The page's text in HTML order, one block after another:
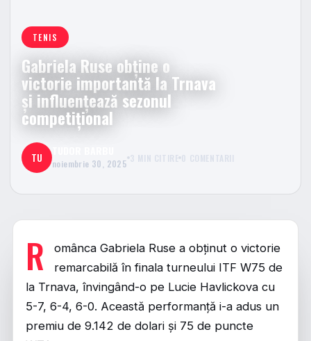
TENIS
Gabriela Ruse obține o
victorie importantă la Trnava
și influențează sezonul
competițional
TU noiembrie 30, 2025 3 MIN CITIRE 0 COMENTARII
R
omânca Gabriela Ruse a obținut o victorie
remarcabilă în finala turneului ITF W75 de
la Trnava, învingând-o pe Lucie Havlickova cu
5-7, 6-4, 6-0. Această performanță i-a adus un
premiu de 9.142 de dolari și 75 de puncte